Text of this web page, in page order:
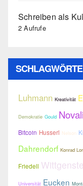
Schreiben als
2 Aufrufe
Luhmann Kreativität
Demokratie Gould
Bitcoin Husserl Nelson
Dahrendorf Konrad
Friedell
Universität Eucken